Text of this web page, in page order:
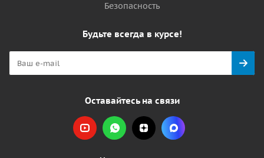
Безопасность
Будьте всегда в курсе!
Оставайтесь на связи